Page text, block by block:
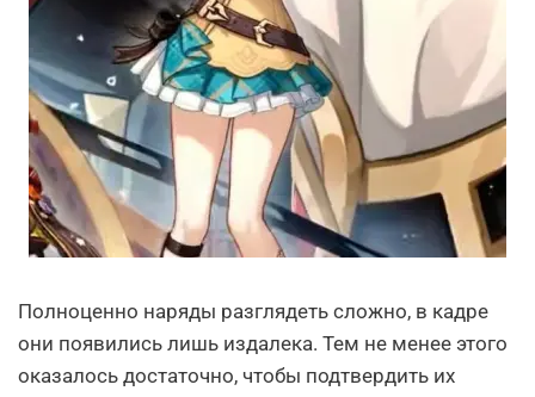
Полноценно наряды разглядеть сложно, в кадре
они появились лишь издалека. Тем не менее этого
оказалось достаточно, чтобы подтвердить их